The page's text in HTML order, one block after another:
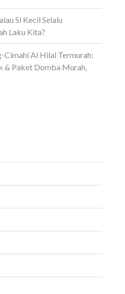
Si Kecil Selalu
Laku Kita?
Cimahi Al Hilal Termurah:
& Paket Domba Murah,